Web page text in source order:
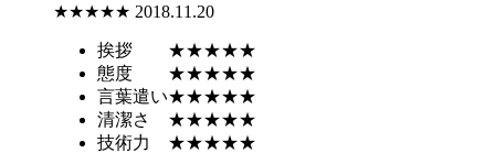
★★★★★ 2018.11.20
挨拶 ★★★★★
態度 ★★★★★
言葉遣い★★★★★
清潔さ ★★★★★
技術力 ★★★★★